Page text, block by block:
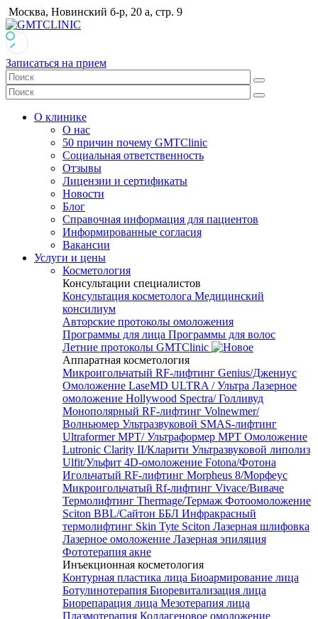
Москва, Новинский б-р, 20 а, стр. 9
Записаться на прием
О клинике
О нас
50 причин почему GMTClinic
Социальная ответственность
Отзывы
Лицензии и сертификаты
Новости
Блог
Справочная информация для пациентов
Информированные согласия
Вакансии
Услуги и цены
Косметология
Консультации специалистов
Консультация косметолога Медицинский
консилиум
Авторские протоколы омоложения
Программы для лица Программы для волос
Летние протоколы GMTClinic
Аппаратная косметология
Микроигольчатый RF-лифтинг Genius/Джениус
Омоложение LaseMD ULTRA / Ультра Лазерное
омоложение Hollywood Spectra/ Голливуд
Монополярный RF-лифтинг Volnewmer/
Волньюмер Ультразвуковой SMAS-лифтинг
Ultraformer MPT/ Ультраформер MPT Омоложение
Lutronic Clarity II/Кларити Ультразвуковой липолиз
Ulfit/Ульфит 4D-омоложение Fotona/Фотона
Игольчатый RF-лифтинг Morpheus 8/Морфеус
Микроигольчатый Rf-лифтинг Vivace/Виваче
Термолифтинг Thermage/Термаж Фотоомоложение
Sciton BBL/Сайтон ББЛ Инфракрасный
термолифтинг Skin Tyte Sciton Лазерная шлифовка
Лазерное омоложение Лазерная эпиляция
Фототерапия акне
Инъекционная косметология
Контурная пластика лица Биоармирование лица
Ботулинотерапия Биоревитализация лица
Биорепарация лица Мезотерапия лица
Плазмотерапия Коллагеновое омоложение